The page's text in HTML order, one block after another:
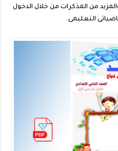
من المذكرات من خلال الدخول
التعليمى.